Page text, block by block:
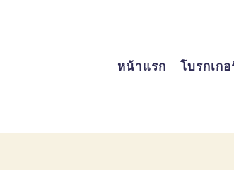
หน้าแรก โบรกเก